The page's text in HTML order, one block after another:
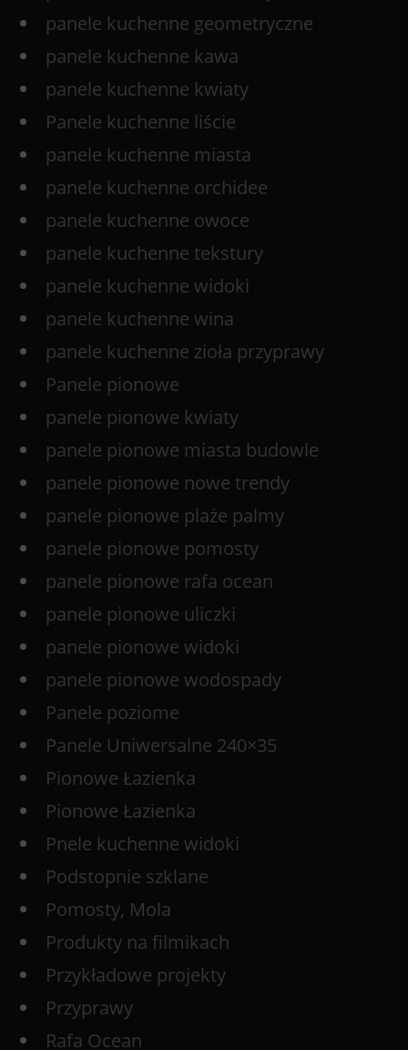
panele kuchenne geometryczne
panele kuchenne kawa
panele kuchenne kwiaty
Panele kuchenne liście
panele kuchenne miasta
panele kuchenne orchidee
panele kuchenne owoce
panele kuchenne tekstury
panele kuchenne widoki
panele kuchenne wina
panele kuchenne zioła przyprawy
Panele pionowe
panele pionowe kwiaty
panele pionowe miasta budowle
panele pionowe nowe trendy
panele pionowe plaże palmy
panele pionowe pomosty
panele pionowe rafa ocean
panele pionowe uliczki
panele pionowe widoki
panele pionowe wodospady
Panele poziome
Panele Uniwersalne 240×35
Pionowe Łazienka
Pionowe Łazienka
Pnele kuchenne widoki
Podstopnie szklane
Pomosty, Mola
Produkty na filmikach
Przykładowe projekty
Przyprawy
Rafa Ocean